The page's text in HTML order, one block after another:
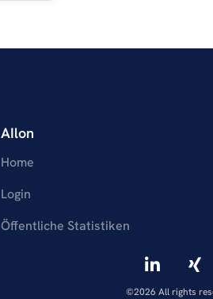
AIlon
Home
Login
Öffentliche Statistiken
©2026 All rights